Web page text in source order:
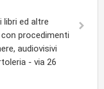
libri ed altre
procedimenti
audiovisivi
- via 26